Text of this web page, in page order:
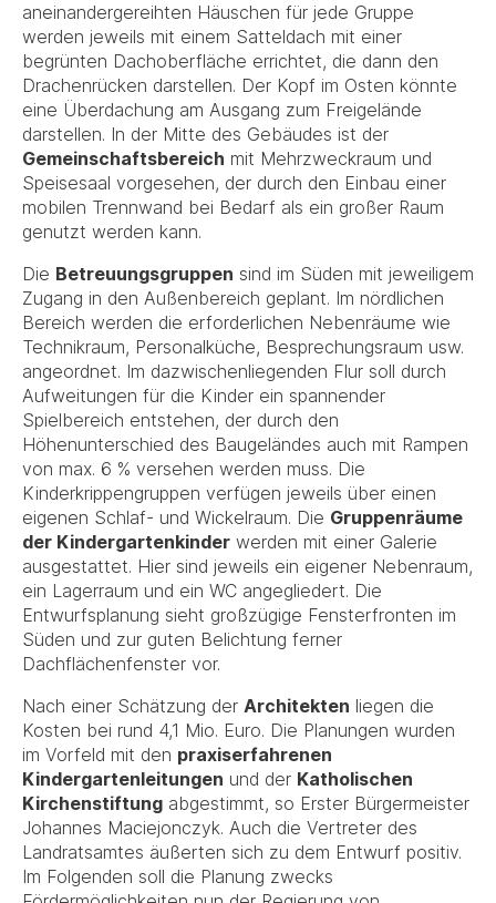
aneinandergereihten Häuschen für jede Gruppe
werden jeweils mit einem Satteldach mit einer
begrünten Dachoberfläche errichtet, die dann den
Drachenrücken darstellen. Der Kopf im Osten könnte
eine Überdachung am Ausgang zum Freigelände
darstellen. In der Mitte des Gebäudes ist der
Gemeinschaftsbereich mit Mehrzweckraum und
Speisesaal vorgesehen, der durch den Einbau einer
mobilen Trennwand bei Bedarf als ein großer Raum
genutzt werden kann.
Die Betreuungsgruppen sind im Süden mit jeweiligem
Zugang in den Außenbereich geplant. Im nördlichen
Bereich werden die erforderlichen Nebenräume wie
Technikraum, Personalküche, Besprechungsraum usw.
angeordnet. Im dazwischenliegenden Flur soll durch
Aufweitungen für die Kinder ein spannender
Spielbereich entstehen, der durch den
Höhenunterschied des Baugeländes auch mit Rampen
von max. 6 % versehen werden muss. Die
Kinderkrippengruppen verfügen jeweils über einen
eigenen Schlaf- und Wickelraum. Die Gruppenräume
der Kindergartenkinder werden mit einer Galerie
ausgestattet. Hier sind jeweils ein eigener Nebenraum,
ein Lagerraum und ein WC angegliedert. Die
Entwurfsplanung sieht großzügige Fensterfronten im
Süden und zur guten Belichtung ferner
Dachflächenfenster vor.
Nach einer Schätzung der Architekten liegen die
Kosten bei rund 4,1 Mio. Euro. Die Planungen wurden
im Vorfeld mit den praxiserfahrenen
Kindergartenleitungen und der Katholischen
Kirchenstiftung abgestimmt, so Erster Bürgermeister
Johannes Maciejonczyk. Auch die Vertreter des
Landratsamtes äußerten sich zu dem Entwurf positiv.
Im Folgenden soll die Planung zwecks